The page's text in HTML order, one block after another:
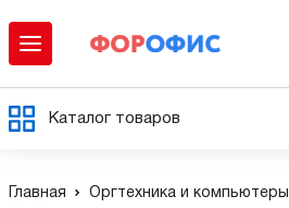
Каталог товаров
Главная Оргтехника и компьютеры